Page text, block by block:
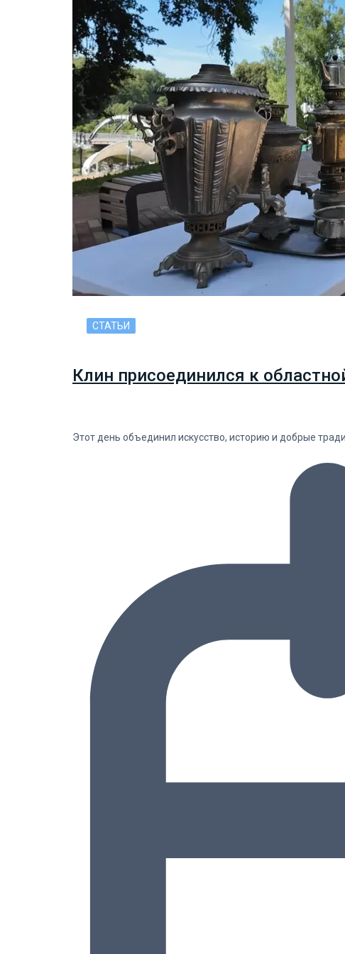
СТАТЬИ
Клин присоединился к
Этот день объединил искусство, историю и добрые